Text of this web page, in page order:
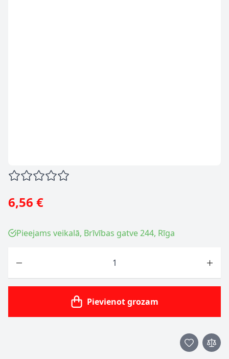
6,56 €
Pieejams veikalā, Brīvības gatve 244, Rīga
Pievienot grozam